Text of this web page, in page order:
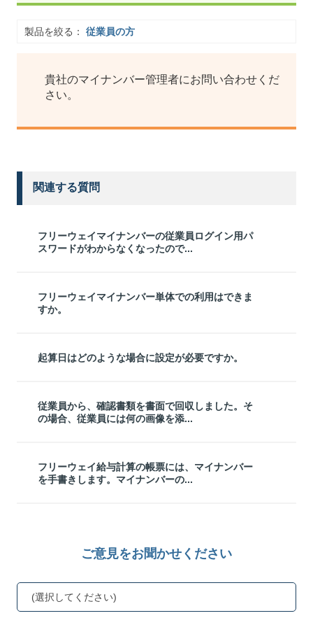
製品を絞る： 従業員の方
貴社のマイナンバー管理者にお問い合わせくだ
さい。
関連する質問
フリーウェイマイナンバーの従業員ログイン用パ
スワードがわからなくなったので...
フリーウェイマイナンバー単体での利用はできま
すか。
起算日はどのような場合に設定が必要ですか。
従業員から、確認書類を書面で回収しました。そ
の場合、従業員には何の画像を添...
フリーウェイ給与計算の帳票には、マイナンバー
を手書きします。マイナンバーの...
ご意見をお聞かせください
(選択してください)